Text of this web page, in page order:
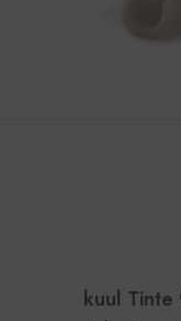
kuul Tinte